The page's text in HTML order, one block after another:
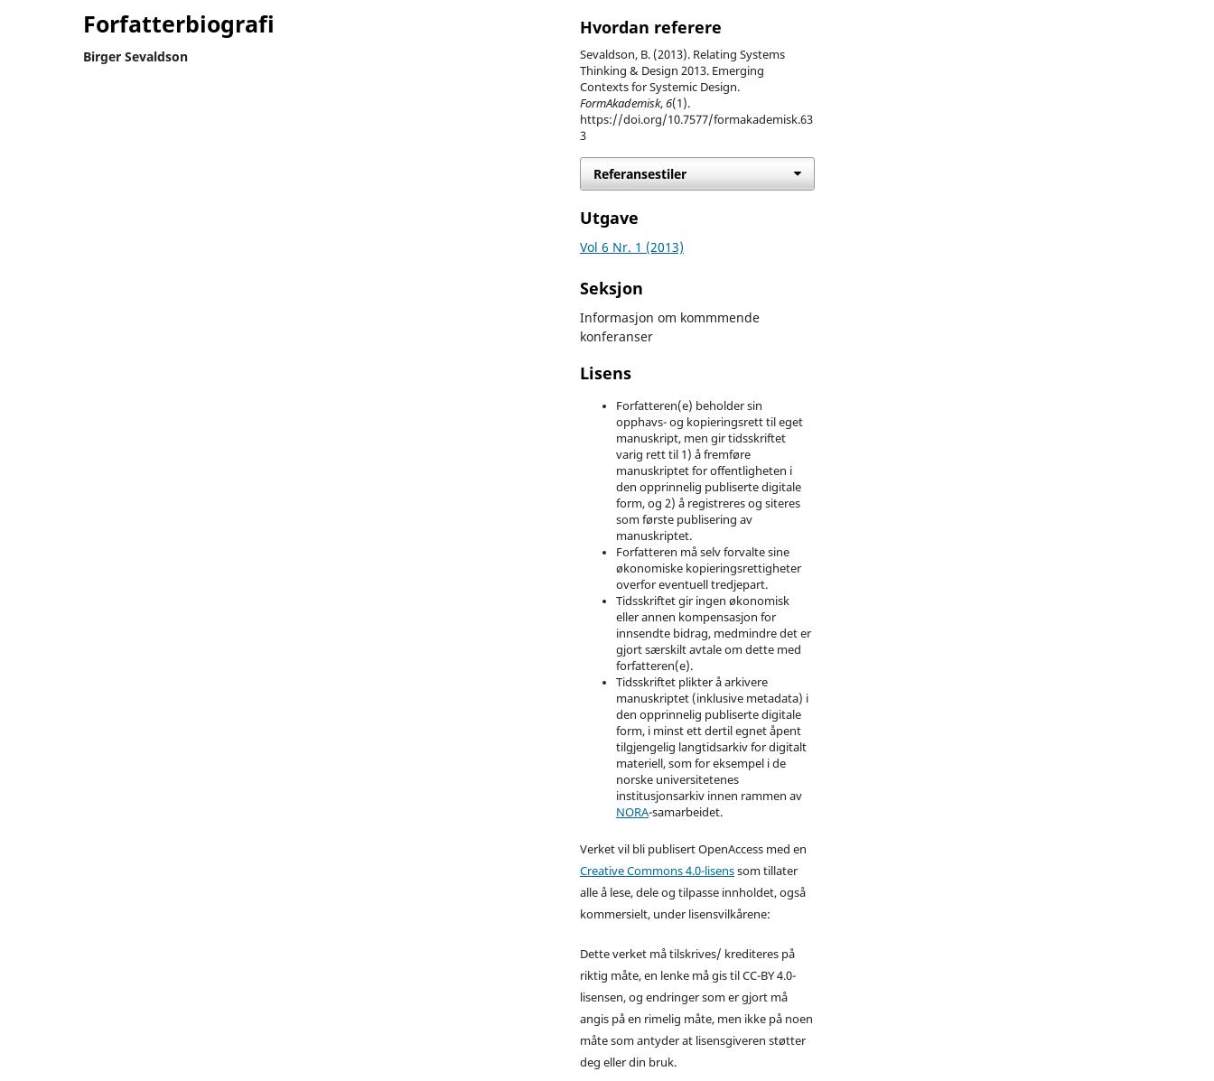
Forfatterbiografi
Birger Sevaldson
Hvordan referere
Sevaldson, B. (2013). Relating Systems
Thinking & Design 2013. Emerging
Contexts for Systemic Design.
FormAkademisk,6(1).
https://doi.org/10.7577/formakademisk.63
3
Referansestiler
Utgave
Vol 6 Nr. 1 (2013)
Seksjon
Informasjon om kommmende
konferanser
Lisens
Forfatteren(e) beholder sin
opphavs- og kopieringsrett til eget
manuskript, men gir tidsskriftet
varig rett til 1) å fremføre
manuskriptet for offentligheten i
den opprinnelig publiserte digitale
form, og 2) å registreres og siteres
som første publisering av
manuskriptet.
Forfatteren må selv forvalte sine
økonomiske kopieringsrettigheter
overfor eventuell tredjepart.
Tidsskriftet gir ingen økonomisk
eller annen kompensasjon for
innsendte bidrag, medmindre det er
gjort særskilt avtale om dette med
forfatteren(e).
Tidsskriftet plikter å arkivere
manuskriptet (inklusive metadata) i
den opprinnelig publiserte digitale
form, i minst ett dertil egnet åpent
tilgjengelig langtidsarkiv for digitalt
materiell, som for eksempel i de
norske universitetenes
institusjonsarkiv innen rammen av
NORA-samarbeidet.
Verket vil bli publisert OpenAccess med en
Creative Commons 4.0-lisenssom tillater
alle å lese, dele og tilpasse innholdet, også
kommersielt, under lisensvilkårene:
Dette verket må tilskrives/ krediteres på
riktig måte, en lenke må gis til CC-BY 4.0-
lisensen, og endringer som er gjort må
angis på en rimelig måte, men ikke på noen
måte som antyder at lisensgiveren støtter
deg eller din bruk.